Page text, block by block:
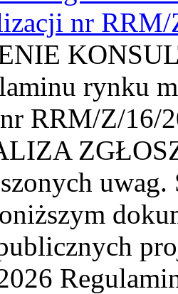
nr
rynku
RRM/Z/16/